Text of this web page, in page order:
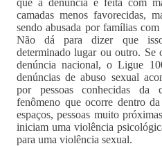
que a denúncia é feita com
camadas menos favorecidas,
sendo abusada por famílias
Não dá para dizer que
determinado lugar ou outro. Se
denúncia nacional, o Ligue
denúncias de abuso sexual
por pessoas conhecidas
fenômeno que ocorre dentro
espaços, pessoas muito
iniciam uma violência
para uma violência sexual.